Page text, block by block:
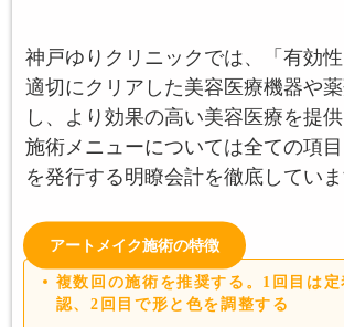
神戸ゆりクリニックでは、「有効
適切にクリアした美容医療機器や
し、より効果の高い美容医療を提供
施術メニューについては全ての項
を発行する明瞭会計を徹底していま
アートメイク施術の特徴
複数回の施術を推奨する。1回目は
認、2回目で形と色を調整する